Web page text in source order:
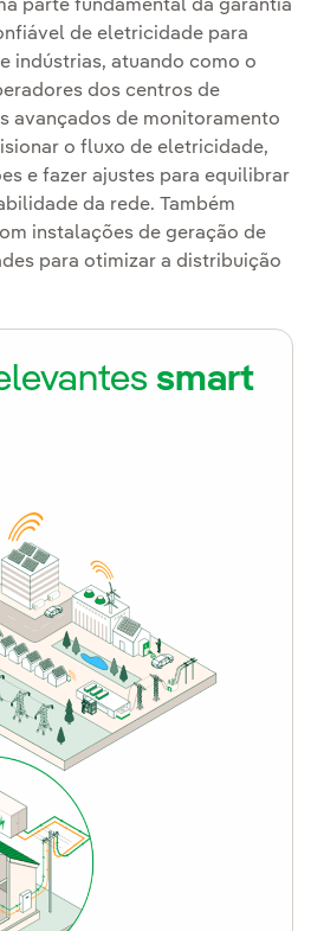
parte fundamental da garantia
de eletricidade para
indústrias, atuando como o
dos centros de
avançados de monitoramento
o fluxo de eletricidade,
e fazer ajustes para equilibrar
da rede. Também
instalações de geração de
para otimizar a distribuição
smart